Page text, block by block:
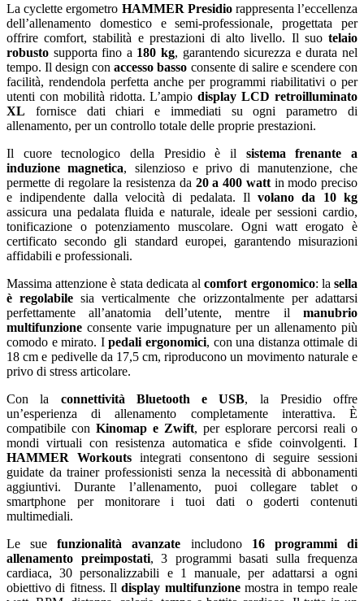
La cyclette ergometro HAMMER Presidiorappresenta l’eccellenza
dell’allenamento domestico e semi-professionale, progettata per
offrire comfort, stabilità e prestazioni di alto livello. Il suo telaio
robusto supporta fino a 180 kg, garantendo sicurezza e durata nel
tempo. Il design conaccesso basso consente di salire e scendere con
facilità, rendendola perfetta anche per programmi riabilitativi o per
utenti con mobilità ridotta. L’ampiodisplay LCD retroilluminato
XL fornisce dati chiari e immediati su ogni parametro di
allenamento, per un controllo totale delle proprie prestazioni.
Il cuore tecnologico della Presidio è il sistema frenante a
induzione magnetica, silenzioso e privo di manutenzione, che
permette di regolare la resistenza da 20 a 400 wattin modo preciso
e indipendente dalla velocità di pedalata. Ilvolano da 10 kg
assicura una pedalata fluida e naturale, ideale per sessioni cardio,
tonificazione o potenziamento muscolare. Ogni watt erogato è
certificato secondo gli standard europei, garantendo misurazioni
affidabili e professionali.
Massima attenzione è stata dedicata alcomfort ergonomico: lasella
è regolabile sia verticalmente che orizzontalmente per adattarsi
perfettamente all’anatomia dell’utente, mentre il manubrio
multifunzione consente varie impugnature per un allenamento più
comodo e mirato. Ipedali ergonomici, con una distanza ottimale di
18 cm e pedivelle da 17,5 cm, riproducono un movimento naturale e
privo di stress articolare.
Con la connettività Bluetooth e USB, la Presidio offre
un’esperienza di allenamento completamente interattiva. È
compatibile con Kinomap e Zwift, per esplorare percorsi reali o
mondi virtuali con resistenza automatica e sfide coinvolgenti. I
HAMMER Workoutsintegrati consentono di seguire sessioni
guidate da trainer professionisti senza la necessità di abbonamenti
aggiuntivi. Durante l’allenamento, puoi collegare tablet o
smartphone per monitorare i tuoi dati o goderti contenuti
multimediali.
Le suefunzionalità avanzate includono 16 programmi di
allenamento preimpostati, 3 programmi basati sulla frequenza
cardiaca, 30 personalizzabili e 1 manuale, per adattarsi a ogni
obiettivo di fitness. Ildisplay multifunzionemostra in tempo reale